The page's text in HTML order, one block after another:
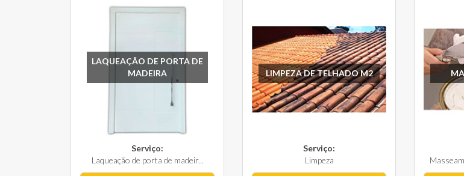
LAQUEAÇÃO DE PORTA DE
MADEIRA
Serviço:
Laqueação de porta de madeir...
LIMPEZA DE TELHADO M2
Serviço:
Limpeza